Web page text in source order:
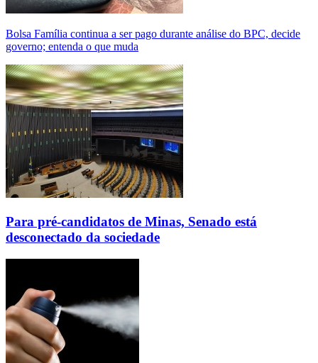
Bolsa Família continua a ser pago durante análise do BPC, decide
governo; entenda o que muda
Para pré-candidatos de Minas, Senado está
desconectado da sociedade